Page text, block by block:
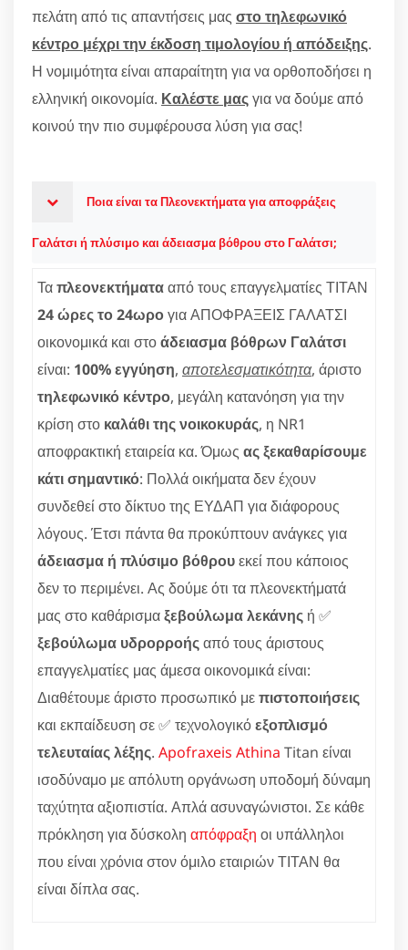
πελάτη από τις απαντήσεις μας στο τηλεφωνικό
κέντρο μέχρι την έκδοση τιμολογίου ή απόδειξης.
Η νομιμότητα είναι απαραίτητη για να ορθοποδήσει η
ελληνική οικονομία. Καλέστε μαςγια να δούμε από
κοινού την πιο συμφέρουσα λύση για σας!
Ποια είναι τα Πλεονεκτήματα για αποφράξεις
Γαλάτσι ή πλύσιμο και άδειασμα βόθρου στο Γαλάτσι;
Ταπλεονεκτήματααπό τους επαγγελματίες ΤΙΤΑΝ
24 ώρες το 24ωρογια ΑΠΟΦΡΑΞΕΙΣ ΓΑΛΑΤΣΙ
οικονομικά και στοάδειασμα βόθρων Γαλάτσι
είναι: 100% εγγύηση, αποτελεσματικότητα, άριστο
τηλεφωνικό κέντρο, μεγάλη κατανόηση για την
κρίση στο καλάθι της νοικοκυράς, η NR1
αποφρακτική εταιρεία κα. Όμως ας ξεκαθαρίσουμε
κάτι σημαντικό: Πολλά οικήματα δεν έχουν
συνδεθεί στο δίκτυο της ΕΥΔΑΠ για διάφορους
λόγους. Έτσι πάντα θα προκύπτουν ανάγκες για
άδειασμα ή πλύσιμο βόθρουεκεί που κάποιος
δεν το περιμένει. Ας δούμε ότι τα πλεονεκτήματά
μας στο καθάρισμαξεβούλωμα λεκάνης ή ✅
ξεβούλωμα υδρορροήςαπό τους άριστους
επαγγελματίες μας άμεσα οικονομικά είναι:
Διαθέτουμε άριστο προσωπικό μεπιστοποιήσεις
και εκπαίδευση σε ✅ τεχνολογικόεξοπλισμό
τελευταίας λέξης. Apofraxeis Athina Titan είναι
ισοδύναμο με απόλυτη οργάνωση υποδομή δύναμη
ταχύτητα αξιοπιστία. Απλά ασυναγώνιστοι. Σε κάθε
πρόκληση για δύσκολη απόφραξη οι υπάλληλοι
που είναι χρόνια στον όμιλο εταιριών ΤΙΤΑΝ θα
είναι δίπλα σας.